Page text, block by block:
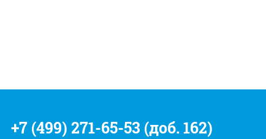
+7 (499) 271-65-53 (доб. 162)